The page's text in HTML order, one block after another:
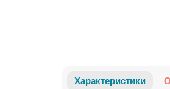
Характеристики